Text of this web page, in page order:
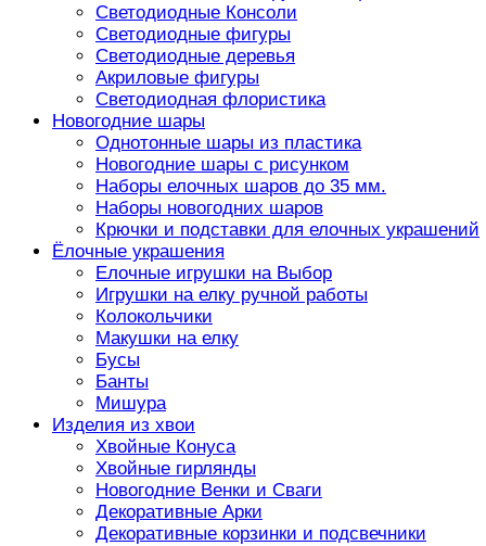
Светодиодные Консоли
Светодиодные фигуры
Светодиодные деревья
Акриловые фигуры
Светодиодная флористика
Новогодние шары
Однотонные шары из пластика
Новогодние шары с рисунком
Наборы елочных шаров до 35 мм.
Наборы новогодних шаров
Крючки и подставки для елочных украшений
Ёлочные украшения
Елочные игрушки на Выбор
Игрушки на елку ручной работы
Колокольчики
Макушки на елку
Бусы
Банты
Мишура
Изделия из хвои
Хвойные Конуса
Хвойные гирлянды
Новогодние Венки и Сваги
Декоративные Арки
Декоративные корзинки и подсвечники